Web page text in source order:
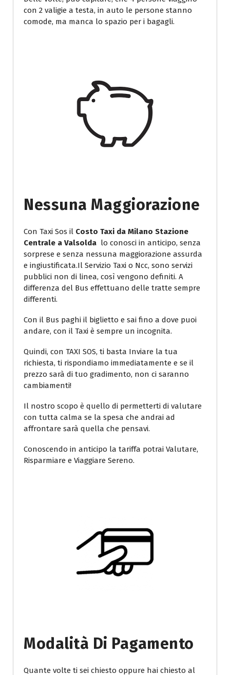
con 2 valigie a testa, in auto le persone stanno
comode, ma manca lo spazio per i bagagli.
Nessuna Maggiorazione
Con Taxi Sos il Costo Taxi da Milano Stazione
Centrale a Valsolda lo conosci in anticipo, senza
sorprese e senza nessuna maggiorazione assurda
e ingiustificata.Il Servizio Taxi o Ncc, sono servizi
pubblici non di linea, così vengono definiti. A
differenza del Bus effettuano delle tratte sempre
differenti.
Con il Bus paghi il biglietto e sai fino a dove puoi
andare, con il Taxi è sempre un incognita.
Quindi, con TAXI SOS, ti basta Inviare la tua
richiesta, ti rispondiamo immediatamente e se il
prezzo sarà di tuo gradimento, non ci saranno
cambiamenti!
Il nostro scopo è quello di permetterti di valutare
con tutta calma se la spesa che andrai ad
affrontare sarà quella che pensavi.
Conoscendo in anticipo la tariffa potrai Valutare,
Risparmiare e Viaggiare Sereno.
Modalità Di Pagamento
Quante volte ti sei chiesto oppure hai chiesto al